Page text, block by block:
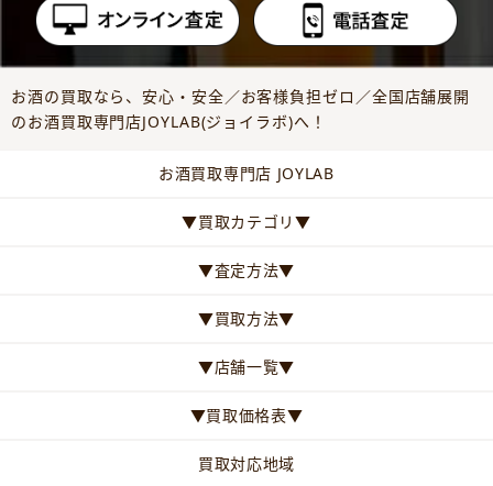
お酒の買取なら、安心・安全／お客様負担ゼロ／全国店舗展開
のお酒買取専門店JOYLAB(ジョイラボ)へ！
お酒買取専門店 JOYLAB
▼買取カテゴリ▼
▼査定方法▼
▼買取方法▼
▼店舗一覧▼
▼買取価格表▼
買取対応地域